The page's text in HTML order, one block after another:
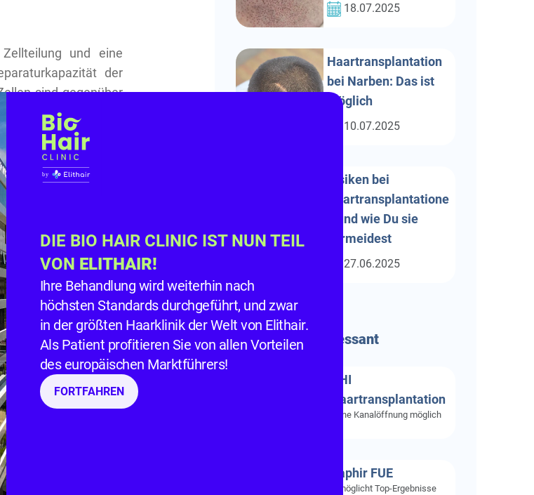
und eine
der
sind gegenüber
Zellen hemmen,
um ihr
zur Hemmung der
Sie bestehen
und kommen
Zellen des Körpers
zu verhindern. Die
gezielt angreifen.
die des Epithels
Zellen und die
kommt es nach
einen Blick
18.07.2025
Haartransplantation
bei Narben: Das ist
möglich
10.07.2025
Risiken bei
Haartransplantatione
n und wie Du sie
vermeidest
27.06.2025
BesondersInteressant
DHI
Haartransplantation
Ohne Kanalöffnung möglich
Saphir FUE
Ermöglicht Top-Ergebnisse
DIE BIO HAIR CLINIC IST NUN TEIL
VON ELITHAIR!
Ihre Behandlung wird weiterhin nach
höchsten Standards durchgeführt, und zwar
in der größten Haarklinik der Welt von Elithair.
Als Patient profitieren Sie von allen Vorteilen
des europäischen Marktführers!
FORTFAHREN